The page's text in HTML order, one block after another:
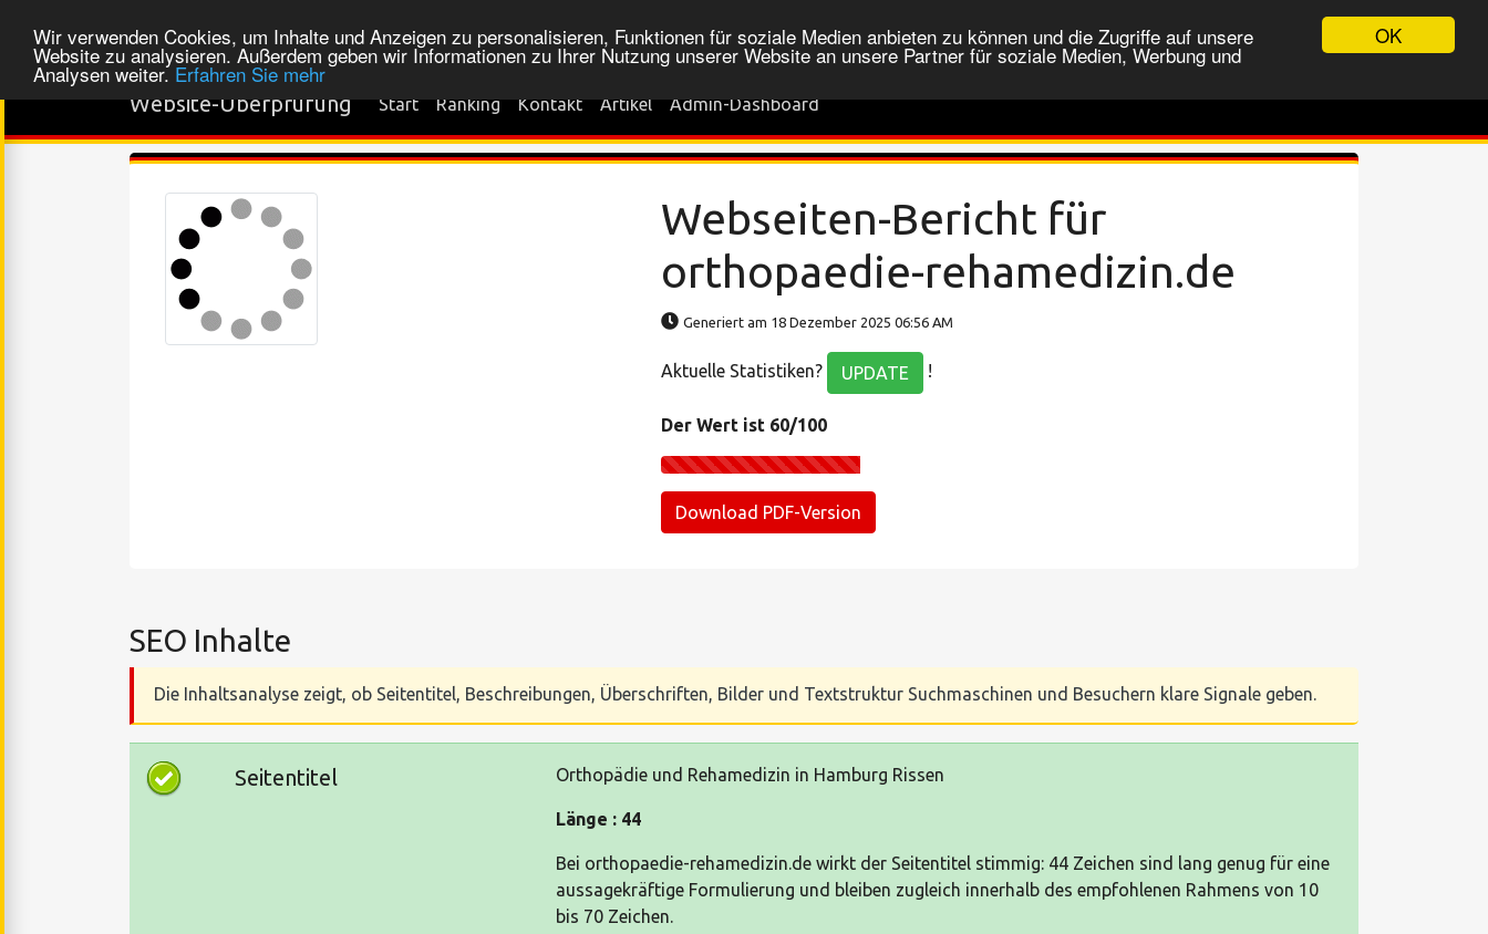
OK
Wir verwenden Cookies, um Inhalte und Anzeigen zu personalisieren, Funktionen für soziale Medien anbieten zu können und die Zugriffe auf unsere
Website zu analysieren. Außerdem geben wir Informationen zu Ihrer Nutzung unserer Website an unsere Partner für soziale Medien, Werbung und
Analysen weiter. Erfahren Sie mehr
Website-Überprüfung Start Ranking Kontakt Artikel Admin-Dashboard
Webseiten-Bericht für
orthopaedie-rehamedizin.de
Generiert am 18 Dezember 2025 06:56 AM
Aktuelle Statistiken? UPDATE !
Der Wert ist 60/100
Download PDF-Version
SEO Inhalte
Die Inhaltsanalyse zeigt, ob Seitentitel, Beschreibungen, Überschriften, Bilder und Textstruktur Suchmaschinen und Besuchern klare Signale geben.
Seitentitel Orthopädie und Rehamedizin in Hamburg Rissen
Länge : 44
Bei orthopaedie-rehamedizin.de wirkt der Seitentitel stimmig: 44 Zeichen sind lang genug für eine
aussagekräftige Formulierung und bleiben zugleich innerhalb des empfohlenen Rahmens von 10
bis 70 Zeichen.